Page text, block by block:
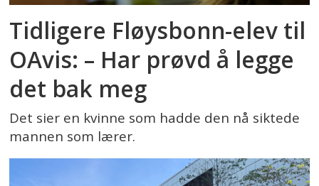
Tidligere Fløysbonn-elev til
OAvis: – Har prøvd å legge
det bak meg
Det sier en kvinne som hadde den nå siktede
mannen som lærer.